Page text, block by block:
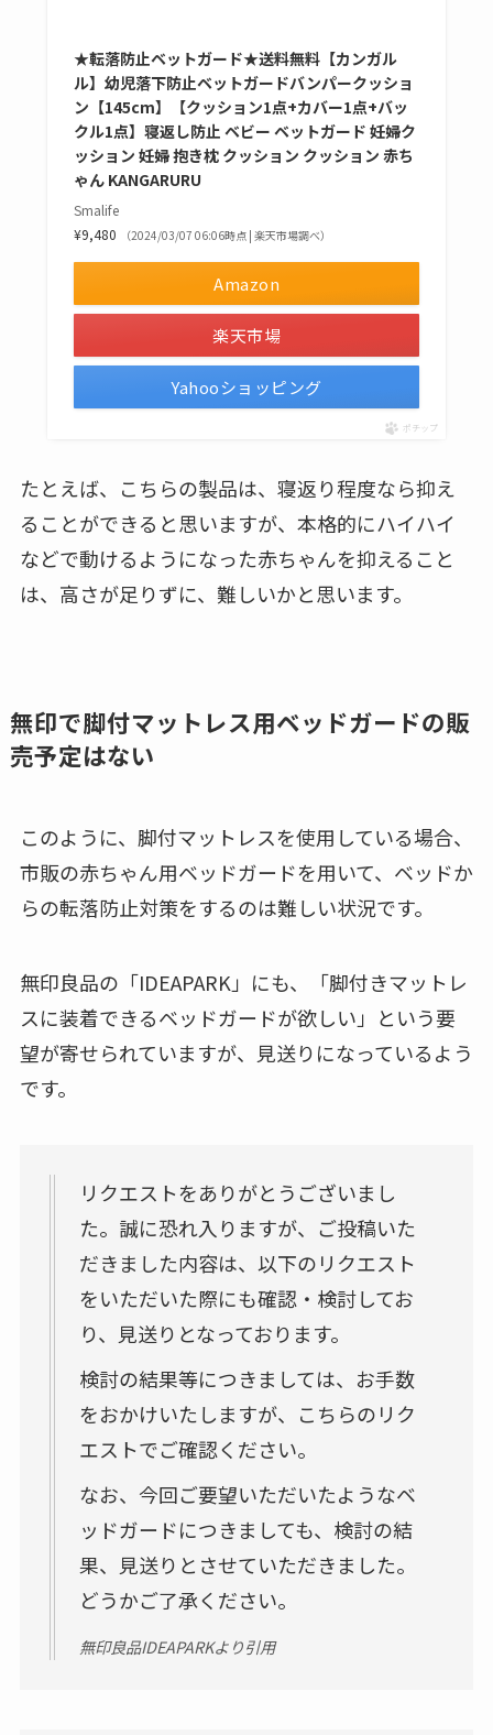
★転落防止ベットガード★送料無料【カンガル
ル】幼児落下防止ベットガードバンパークッショ
ン【145cm】【クッション1点+カバー1点+バッ
クル1点】寝返し防止 ベビー ベットガード 妊婦ク
ッション 妊婦 抱き枕 クッション クッション 赤ち
ゃん KANGARURU
Smalife
¥9,480
（2024/03/07 06:06時点 | 楽天市場調べ）
Amazon
楽天市場
Yahooショッピング
ポチップ
たとえば、こちらの製品は、寝返り程度なら抑え
ることができると思いますが、本格的にハイハイ
などで動けるようになった赤ちゃんを抑えること
は、 高さが足りずに、難しいかと思います。
無印で脚付マットレス用ベッドガードの販
売予定はない
このように、脚付マットレスを使用している場合、
市販の赤ちゃん用ベッドガードを用いて、ベッドか
らの転落防止対策をするのは難しい状況です。
無印良品の「IDEAPARK」にも、「脚付きマットレ
スに装着できるベッドガードが欲しい」という要
望が寄せられていますが、見送りになっているよう
です。
リクエストをありがとうございまし
た。誠に恐れ入りますが、ご投稿いた
だきました内容は、以下のリクエスト
をいただいた際にも確認・検討してお
り、見送りとなっております。
検討の結果等につきましては、お手数
をおかけいたしますが、こちらのリク
エストでご確認ください。
なお、今回ご要望いただいたようなベ
ッドガードにつきましても、検討の結
果、見送りとさせていただきました。
どうかご了承ください。
無印良品IDEAPARKより引用